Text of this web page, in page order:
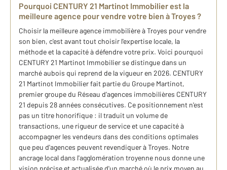
Pourquoi CENTURY 21 Martinot Immobilier est la
meilleure agence pour vendre votre bien à Troyes ?
Choisir la meilleure agence immobilière à Troyes pour vendre
son bien, c'est avant tout choisir l'expertise locale, la
méthode et la capacité à défendre votre prix. Voici pourquoi
CENTURY 21 Martinot Immobilier se distingue dans un
marché aubois qui reprend de la vigueur en 2026. CENTURY
21 Martinot Immobilier fait partie du Groupe Martinot,
premier groupe du Réseau d’agences immobilières CENTURY
21 depuis 28 années consécutives. Ce positionnement n'est
pas un titre honorifique : il traduit un volume de
transactions, une rigueur de service et une capacité à
accompagner les vendeurs dans des conditions optimales
que peu d'agences peuvent revendiquer à Troyes. Notre
ancrage local dans l'agglomération troyenne nous donne une
vision précise et actualisée d'un marché où le prix moyen au